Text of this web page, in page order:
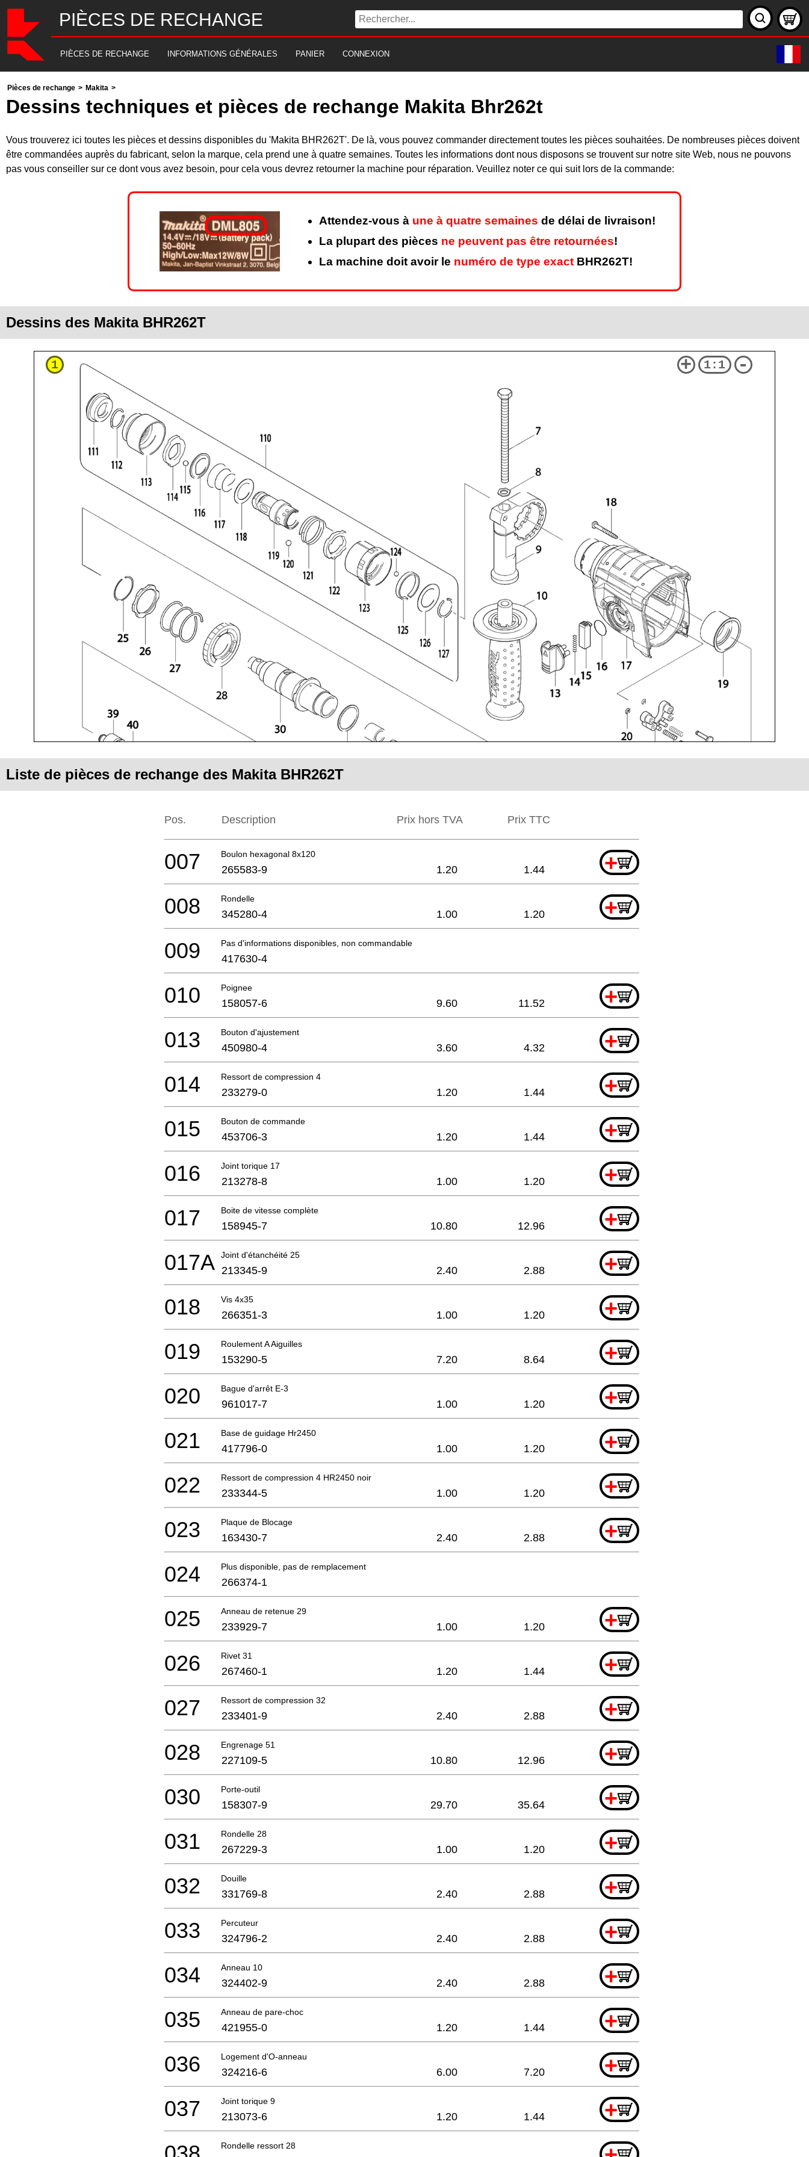
PIÈCES DE RECHANGE
PIÈCES DE RECHANGE INFORMATIONS GÉNÉRALES PANIER CONNEXION
Pièces de rechange > Makita >
Dessins techniques et pièces de rechange Makita Bhr262t
Vous trouverez ici toutes les pièces et dessins disponibles du 'Makita BHR262T'. De là, vous pouvez commander directement toutes les pièces souhaitées. De nombreuses pièces doivent
être commandées auprès du fabricant, selon la marque, cela prend une à quatre semaines. Toutes les informations dont nous disposons se trouvent sur notre site Web, nous ne pouvons
pas vous conseiller sur ce dont vous avez besoin, pour cela vous devrez retourner la machine pour réparation. Veuillez noter ce qui suit lors de la commande:
Attendez-vous à une à quatre semaines de délai de livraison!
La plupart des pièces ne peuvent pas être retournées!
La machine doit avoir le numéro de type exact BHR262T!
Dessins des Makita BHR262T
1 + 1:1 -
Liste de pièces de rechange des Makita BHR262T
Pos. Description Prix hors TVA Prix ​​TTC
Boulon hexagonal 8x120 +
007 265583-9 1.20 1.44
Rondelle +
008 345280-4 1.00 1.20
Pas d'informations disponibles, non commandable
009 417630-4
Poignee +
010 158057-6 9.60 11.52
Bouton d'ajustement +
013 450980-4 3.60 4.32
Ressort de compression 4 +
014 233279-0 1.20 1.44
Bouton de commande +
015 453706-3 1.20 1.44
Joint torique 17 +
016 213278-8 1.00 1.20
Boite de vitesse complète +
017 158945-7 10.80 12.96
Joint d'étanchéité 25 +
017A 213345-9 2.40 2.88
Vis 4x35 +
018 266351-3 1.00 1.20
Roulement A Aiguilles +
019 153290-5 7.20 8.64
Bague d'arrêt E-3 +
020 961017-7 1.00 1.20
Base de guidage Hr2450 +
021 417796-0 1.00 1.20
Ressort de compression 4 HR2450 noir +
022 233344-5 1.00 1.20
Plaque de Blocage +
023 163430-7 2.40 2.88
Plus disponible, pas de remplacement
024 266374-1
Anneau de retenue 29 +
025 233929-7 1.00 1.20
Rivet 31 +
026 267460-1 1.20 1.44
Ressort de compression 32 +
027 233401-9 2.40 2.88
Engrenage 51 +
028 227109-5 10.80 12.96
Porte-outil +
030 158307-9 29.70 35.64
Rondelle 28 +
031 267229-3 1.00 1.20
Douille +
032 331769-8 2.40 2.88
Percuteur +
033 324796-2 2.40 2.88
Anneau 10 +
034 324402-9 2.40 2.88
Anneau de pare-choc +
035 421955-0 1.20 1.44
Logement d'O-anneau +
036 324216-6 6.00 7.20
Joint torique 9 +
037 213073-6 1.20 1.44
Rondelle ressort 28